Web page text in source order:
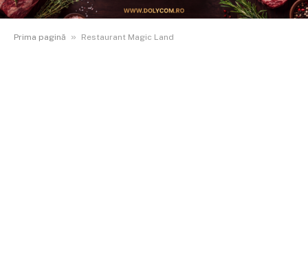
Prima pagină » Restaurant Magic Land